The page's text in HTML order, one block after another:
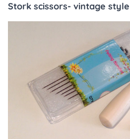
Stork scissors- vintage style